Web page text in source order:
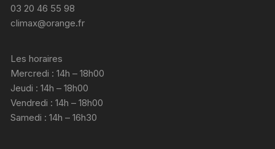
03 20 46 55 98
climax@orange.fr
Les horaires
Mercredi : 14h – 18h00
Jeudi : 14h – 18h00
Vendredi : 14h – 18h00
Samedi : 14h – 16h30